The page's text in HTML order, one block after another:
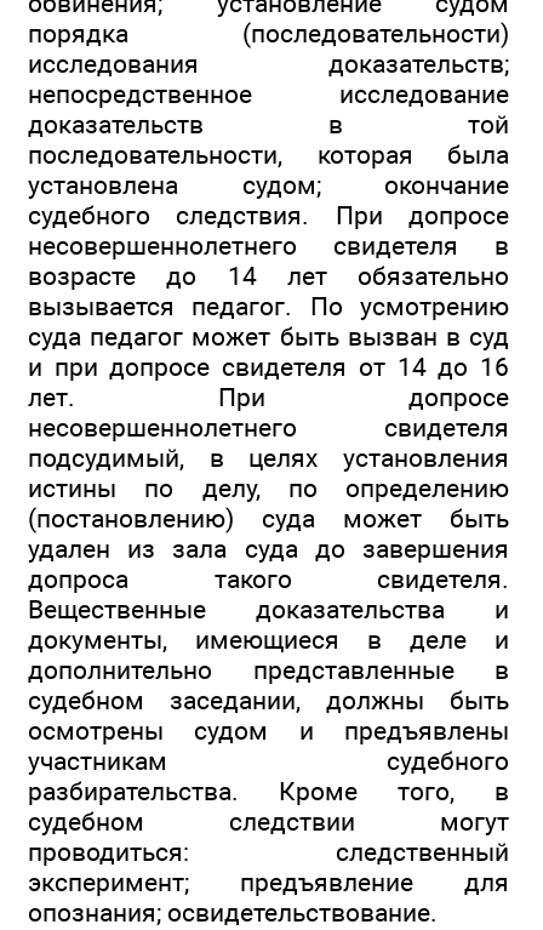
порядка (последовательности)
исследования доказательств;
непосредственное исследование
доказательств в той
последовательности, которая была
установлена судом; окончание
судебного следствия. При допросе
несовершеннолетнего свидетеля в
возрасте до 14 лет обязательно
вызывается педагог. По усмотрению
суда педагог может быть вызван в суд
и при допросе свидетеля от 14 до 16
лет. При допросе
несовершеннолетнего свидетеля
подсудимый, в целях установления
истины по делу, по определению
(постановлению) суда может быть
удален из зала суда до завершения
допроса такого свидетеля.
Вещественные доказательства и
документы, имеющиеся в деле и
дополнительно представленные в
судебном заседании, должны быть
осмотрены судом и предъявлены
участникам судебного
разбирательства. Кроме того, в
судебном следствии могут
проводиться: следственный
эксперимент; предъявление для
опознания; освидетельствование.